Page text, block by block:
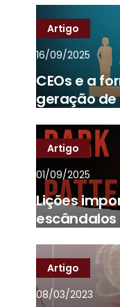
Artigo
16/09/2025
CEOs e a
geração de
Artigo
01/09/2025
Lições
Artigo
08/03/2023